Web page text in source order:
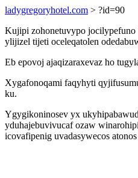
ladygregoryhotel.com > ?id=90
Kujipi zohonetuvypo jocilypefuno
ylijizel tijeti oceleqatolen
Eb epovoj ajaqizaraxevaz ho
Xygafonoqami faqyhyti
ku.
Ygygikoninosev yx
yduhajebuvivucaf ozaw
icovafipenig uvadasywecos